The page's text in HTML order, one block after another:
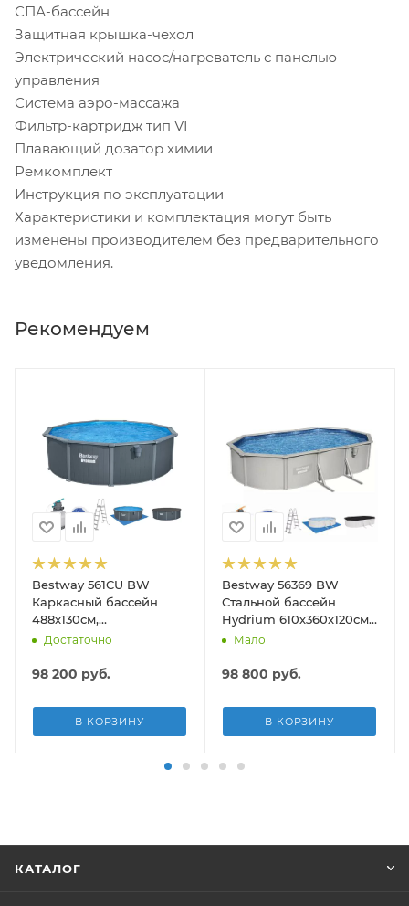
СПА-бассейн
Защитная крышка-чехол
Электрический насос/нагреватель с панелью
управления
Система аэро-массажа
Фильтр-картридж тип VI
Плавающий дозатор химии
Ремкомплект
Инструкция по эксплуатации
Характеристики и комплектация могут быть
изменены производителем без предварительного
уведомления.
Рекомендуем
Bestway 561CU BW
Каркасный бассейн
488х130см,
композитный, 21490л,
лестн, тент, подст, дисп.
Достаточно
98 200 руб.
В КОРЗИНУ
Bestway 56369 BW
Стальной бассейн
Hydrium 610х360х120см,
19929л, песч.фил.-нас
подст.
Мало
98 800 руб.
В КОРЗИНУ
КАТАЛОГ